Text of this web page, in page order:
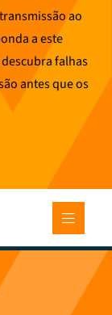
ao
a este
falhas
antes que os